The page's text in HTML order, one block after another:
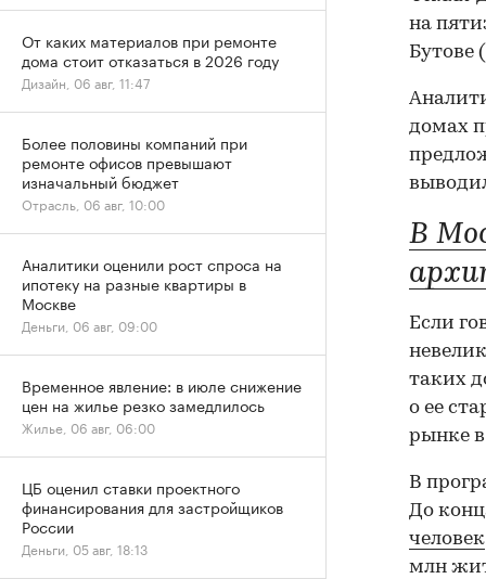
на
Бутове
домах
В
Если
таких
о ее
рынке
В
До
человек
млн
От каких материалов при ремонте
дома стоит отказаться в 2026 году
Дизайн, 06 авг, 11:47
Более половины компаний при
ремонте офисов превышают
изначальный бюджет
Отрасль, 06 авг, 10:00
Аналитики оценили рост спроса на
ипотеку на разные квартиры в
Москве
Деньги, 06 авг, 09:00
Временное явление: в июле снижение
цен на жилье резко замедлилось
Жилье, 06 авг, 06:00
ЦБ оценил ставки проектного
финансирования для застройщиков
России
Деньги, 05 авг, 18:13